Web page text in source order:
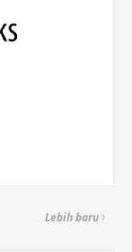
Lebih baru